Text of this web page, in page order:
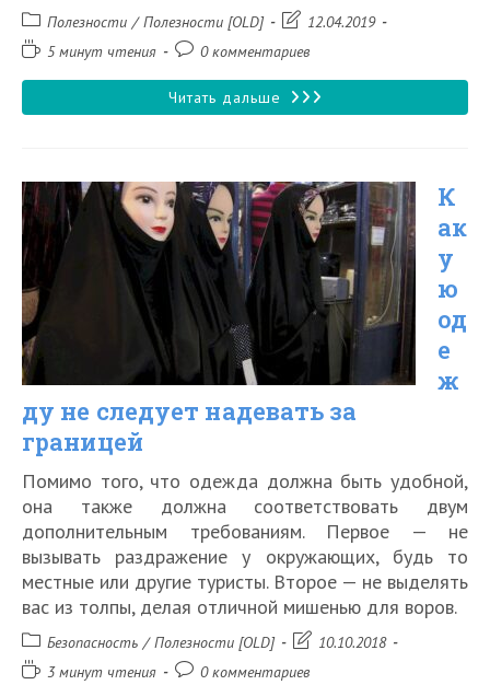
Рубрика
записи:
Полезности / Полезности [OLD]
Запись12.04.2019
Время5 минут чтения
Комментарии
записи:
0 комментариев
Читать дальше Как
самостоятельно
К
ак
у
ю
од
е
ж
ду не следует надевать за
границей
Помимо того, что одежда должна быть удобной,
она также должна соответствовать двум
дополнительным требованиям. Первое — не
вызывать раздражение у окружающих, будь то
местные или другие туристы. Второе — не выделять
вас из толпы, делая отличной мишенью для воров.
Рубрика
записи:
Безопасность / Полезности [OLD]
Запись10.10.2018
Время3 минут чтения
Комментарии
0 комментариев